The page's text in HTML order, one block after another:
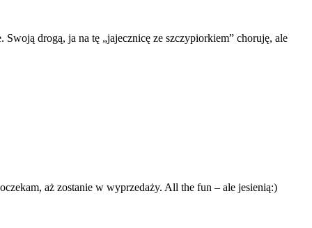
drogą, ja na tę „jajecznicę ze szczypiorkiem” choruję, ale
aż zostanie w wyprzedaży. All the fun – ale jesienią:)